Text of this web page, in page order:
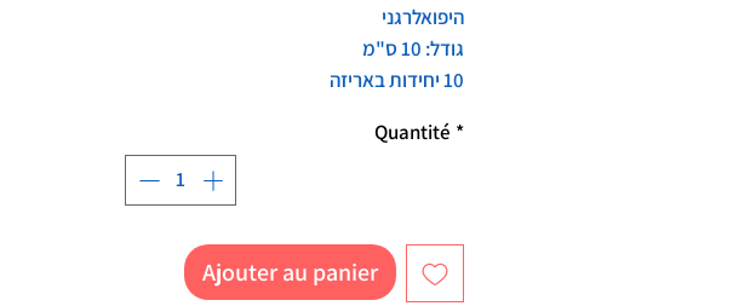
היפואלרגני
גודל: 10 ס"מ
10 יחידות באריזה
Quantité *
Ajouter au panier